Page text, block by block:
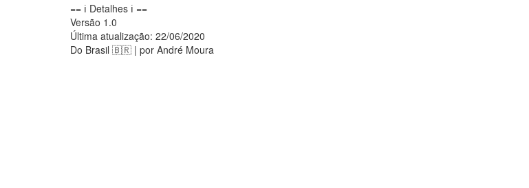
== ℹ️ Detalhes ℹ️ ==
Versão 1.0
Última atualização: 22/06/2020
Do Brasil 🇧🇷 | por André Moura